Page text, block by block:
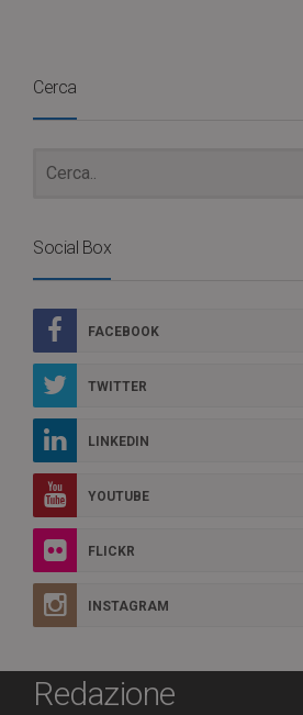
Cerca
Social Box
FACEBOOK
TWITTER
LINKEDIN
YOUTUBE
FLICKR
INSTAGRAM
Redazione